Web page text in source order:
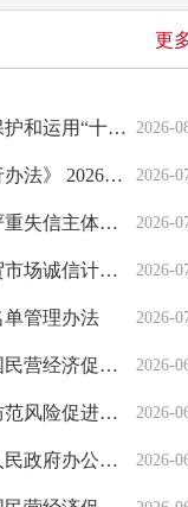
更
国务院关于印发《知识产权保护和运用“十五五”规划》的通知 2026-
《招标投标领域信用管理暂行办法》 2026年第44号令 2026-
国家金融监督管理总局关于严重失信主体名单管理的规定(试行) 2026-
市场监管总局关于发布《集贸市场诚信计量评价规范》的公告 2026-
管理办法 2026-
陕西省实施《中华人民共和国民营经济促进法》办法 2026-
国务院办公厅关于加强监管防范风险促进私募投资基金高质量发展的指导意见 2026-
中共陕西省委办公厅陕西省人民政府办公厅关于加快公共数据资源开发利用的实施意见 2026-